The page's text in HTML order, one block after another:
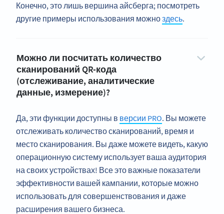
Конечно, это лишь вершина айсберга; посмотреть
другие примеры использования можноздесь.
Можно ли посчитать количество
сканирований QR-кода
(отслеживание, аналитические
данные, измерение)?
Да, эти функции доступны в версии PRO. Вы можете
отслеживать количество сканирований, время и
место сканирования. Вы даже можете видеть, какую
операционную систему использует ваша аудитория
на своих устройствах! Все это важные показатели
эффективности вашей кампании, которые можно
использовать для совершенствования и даже
расширения вашего бизнеса.